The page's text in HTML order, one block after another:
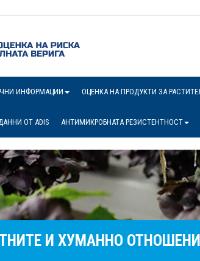
ИНФОРМАЦИИ ОЦЕНКА НА ПРОДУКТИ ЗА
ОТ ADIS АНТИМИКРОБНАТА РЕЗИСТЕНТНОСТ
И ХУМАННО